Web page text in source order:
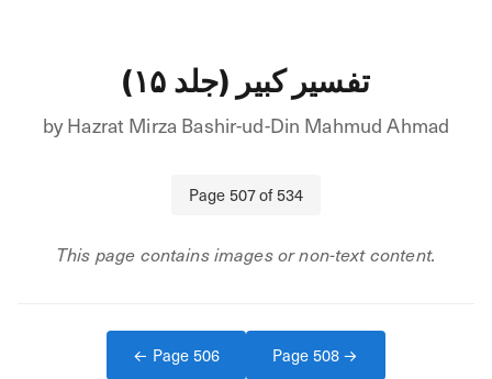
تفسیر کبیر (جلد ۱۵)
byHazrat Mirza Bashir-ud-Din Mahmud Ahmad
Page 507of534
This page contains images or non-text content.
← Page 506 Page 508 →